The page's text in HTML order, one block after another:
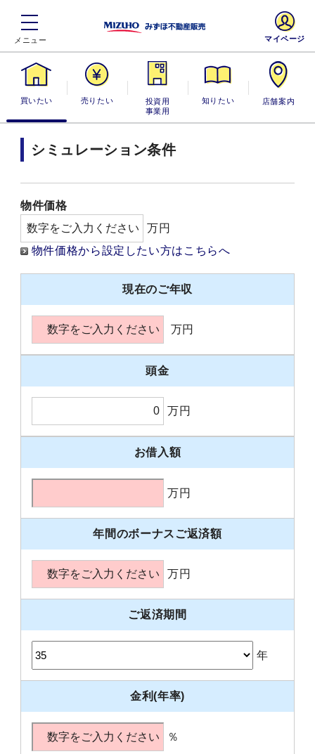
買いたい 売りたい
投資用・事業
用
知りたい 店舗案内
マイページ
シミュレーション条件
物件価格
万円
物件価格から設定したい方はこちらへ
現在のご年収
万円
頭金
万円
お借入額
万円
年間のボーナスご返済額
万円
ご返済期間
年
金利(年率)
％